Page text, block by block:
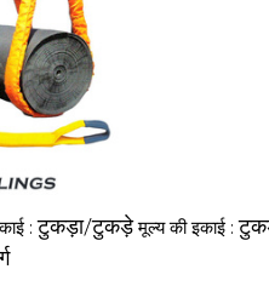
:टुकड़ा/टुकड़े मूल्य की इकाई :